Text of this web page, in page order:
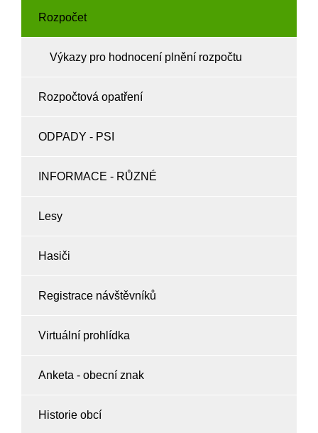
Rozpočet
Výkazy pro hodnocení plnění rozpočtu
Rozpočtová opatření
ODPADY - PSI
INFORMACE - RŮZNÉ
Lesy
Hasiči
Registrace návštěvníků
Virtuální prohlídka
Anketa - obecní znak
Historie obcí